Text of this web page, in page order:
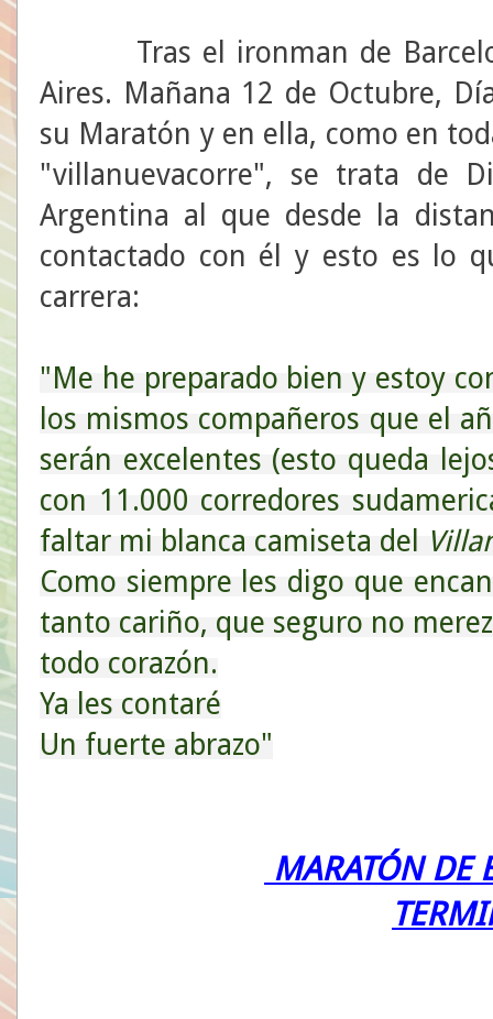
Tras el ironman de
Aires. Mañana 12 de Octubre,
su Maratón y en ella, como en
"villanuevacorre", se trata de
Argentina al que desde la
contactado con él y esto es lo
carrera:
"Me he preparado bien y estoy
los mismos compañeros que el
serán excelentes (esto queda
con 11.000 corredores
faltar mi blanca camiseta del
Como siempre les digo que
tanto cariño, que seguro no
todo corazón.
Ya les contaré
Un fuerte abrazo"
MARATÓN DE